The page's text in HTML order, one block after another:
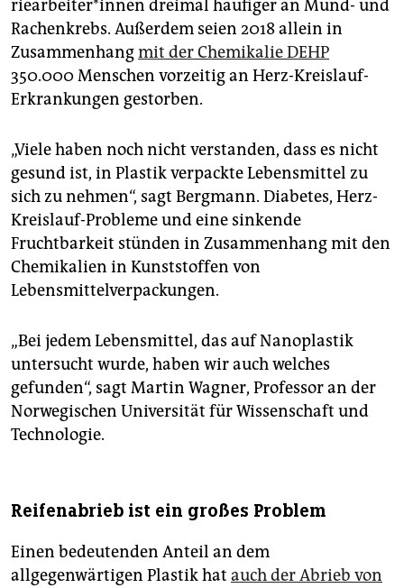
rie­ar­bei­te­r*in­nen dreimal häufiger an Mund- und
Rachenkrebs. Außerdem seien 2018 allein in
Zusammenhangmit der Chemikalie DEHP
350.000 Menschen vorzeitig an Herz-Kreislauf-
Erkrankungen gestorben.
„Viele haben noch nicht verstanden, dass es nicht
gesund ist, in Plastik verpackte Lebensmittel zu
sich zu nehmen“, sagt Bergmann. Diabetes, Herz-
Kreislauf-Probleme und eine sinkende
Fruchtbarkeit stünden in Zusammenhang mit den
Chemikalien in Kunststoffen von
Lebensmittelverpackungen.
„Bei jedem Lebensmittel, das auf Nanoplastik
untersucht wurde, haben wir auch welches
gefunden“, sagt Martin Wagner, Professor an der
Norwegischen Universität für Wissenschaft und
Technologie.
Reifenabrieb ist ein großes Problem
Einen bedeutenden Anteil an dem
allgegenwärtigen Plastik hat auch der Abrieb von